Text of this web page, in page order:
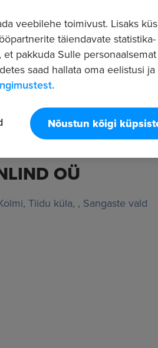
OÜ
Tiidu küla, , Sangaste vald
veebilehe toimivust. Lisaks
täiendavate statistika-
pakkuda Sulle personaalsemat
saad hallata oma eelistusi
Nõustun kõigi